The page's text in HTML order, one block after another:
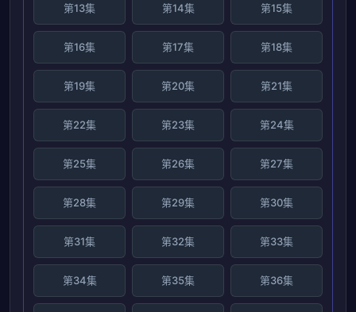
第13集 第14集 第15集
第16集 第17集 第18集
第19集 第20集 第21集
第22集 第23集 第24集
第25集 第26集 第27集
第28集 第29集 第30集
第31集 第32集 第33集
第34集 第35集 第36集